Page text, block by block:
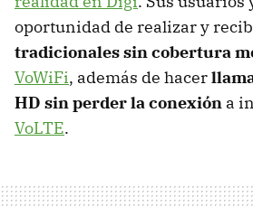
oportunidad de realizar y
tradicionales sin cobertura
VoWiFi, además de hacer
HD sin perder la conexión a
VoLTE.